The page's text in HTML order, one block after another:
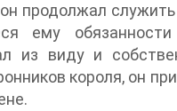
продолжал
ему
из виду и
короля, он